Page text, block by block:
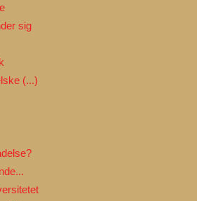
sig
(...)